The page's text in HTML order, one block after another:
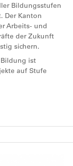
Bildungsstufen
Der Kanton
Arbeits- und
der Zukunft
sichern.
ist
auf Stufe